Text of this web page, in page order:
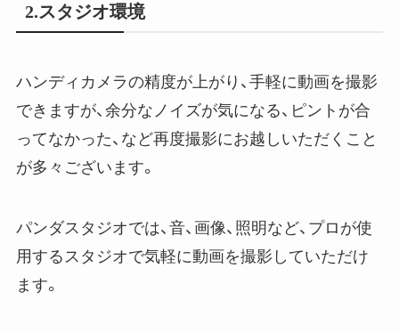
2.スタジオ環境
ハンディカメラの精度が上がり、手軽に動画を撮影
できますが、余分なノイズが気になる、ピントが合
ってなかった、など再度撮影にお越しいただくこと
が多々ございます。
パンダスタジオでは、音、画像、照明など、プロが使
用するスタジオで気軽に動画を撮影していただけ
ます。